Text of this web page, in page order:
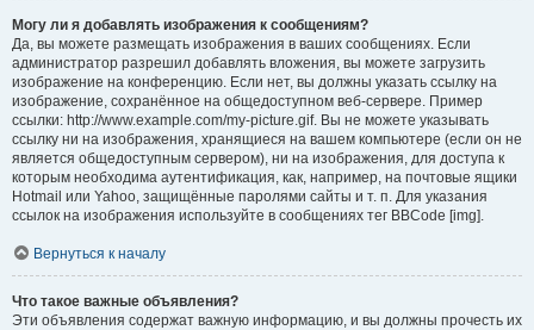
Могу ли я добавлять изображения к сообщениям?
Да, вы можете размещать изображения в ваших сообщениях. Если
администратор разрешил добавлять вложения, вы можете загрузить
изображение на конференцию. Если нет, вы должны указать ссылку на
изображение, сохранённое на общедоступном веб-сервере. Пример
ссылки: http://www.example.com/my-picture.gif. Вы не можете указывать
ссылку ни на изображения, хранящиеся на вашем компьютере (если он не
является общедоступным сервером), ни на изображения, для доступа к
которым необходима аутентификация, как, например, на почтовые ящики
Hotmail или Yahoo, защищённые паролями сайты и т. п. Для указания
ссылок на изображения используйте в сообщениях тег BBCode [img].
Вернуться к началу
Что такое важные объявления?
Эти объявления содержат важную информацию, и вы должны прочесть их